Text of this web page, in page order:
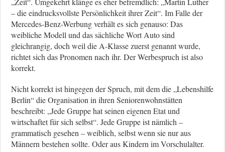
– die eindrucksvollste Persönlichkeit ihrer Zeit“. Im Falle der
Mercedes-Benz-Werbung verhält es sich genauso: Das
weibliche Modell und das sächliche Wort Auto sind
gleichrangig, doch weil die A-Klasse zuerst genannt wurde,
richtet sich das Pronomen nach ihr. Der Werbespruch ist also
korrekt.
Nicht korrekt ist hingegen der Spruch, mit dem die „Lebenshilfe
Berlin“ die Organisation in ihren Seniorenwohnstätten
beschreibt: „Jede Gruppe hat seinen eigenen Etat und
wirtschaftet für sich selbst“. Jede Gruppe ist nämlich –
grammatisch gesehen – weiblich, selbst wenn sie nur aus
Männern bestehen sollte. Oder aus Kindern im Vorschulalter.